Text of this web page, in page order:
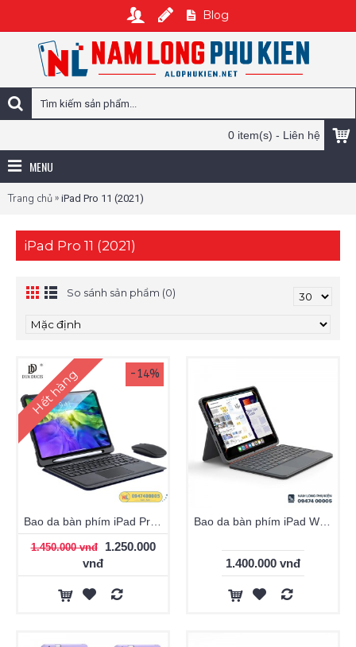
Blog
0 item(s) - Liên hệ
MENU
Trang chủ» iPad Pro 11 (2021)
iPad Pro 11 (2021)
So sánh sản phẩm (0)
-14%
Hết hàng
1.450.000 vnđ
1.250.000
vnđ
1.400.000 vnđ